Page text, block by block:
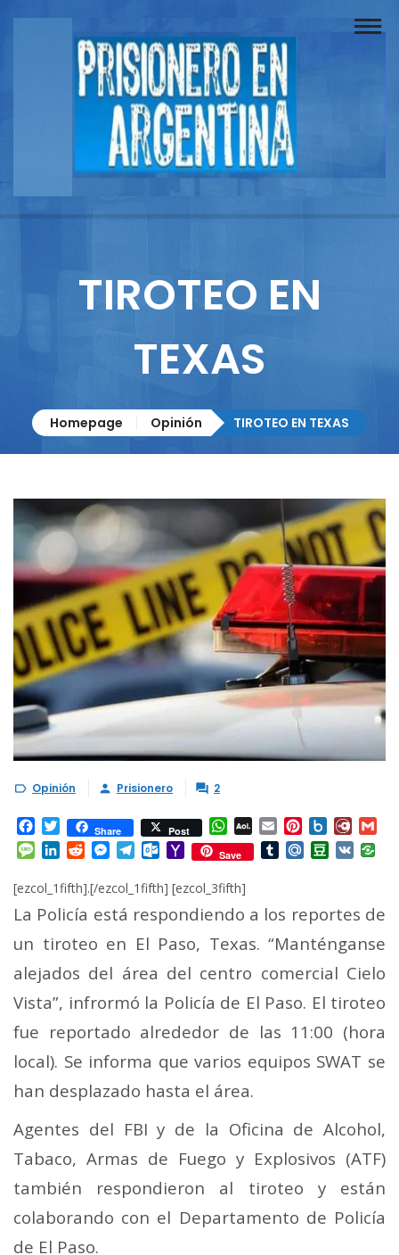
Buscador
Documentos
TIROTEO EN
TEXAS
Homepage Opinión TIROTEO EN TEXAS
 Opinión  Prisionero  2
Facebook
TwitterShare Post WhatsApp
AOL
Mail
Email Pinterest
Box.net
Message
LinkedIn
RedditMessenger
Telegram
Outlook.com
Yahoo
Mail
Save TumblrMail.RuDouban
VK
[ezcol_1fifth].[/ezcol_1fifth] [ezcol_3fifth]
La Policía está respondiendo a los reportes de
un tiroteo en El Paso, Texas. “Manténganse
alejados del área del centro comercial Cielo
Vista”, infrormó la Policía de El Paso. El tiroteo
fue reportado alrededor de las 11:00 (hora
local). Se informa que varios equipos SWAT se
han desplazado hasta el área.
Agentes del FBI y de la Oficina de Alcohol,
Tabaco, Armas de Fuego y Explosivos (ATF)
también respondieron al tiroteo y están
colaborando con el Departamento de Policía
de El Paso.